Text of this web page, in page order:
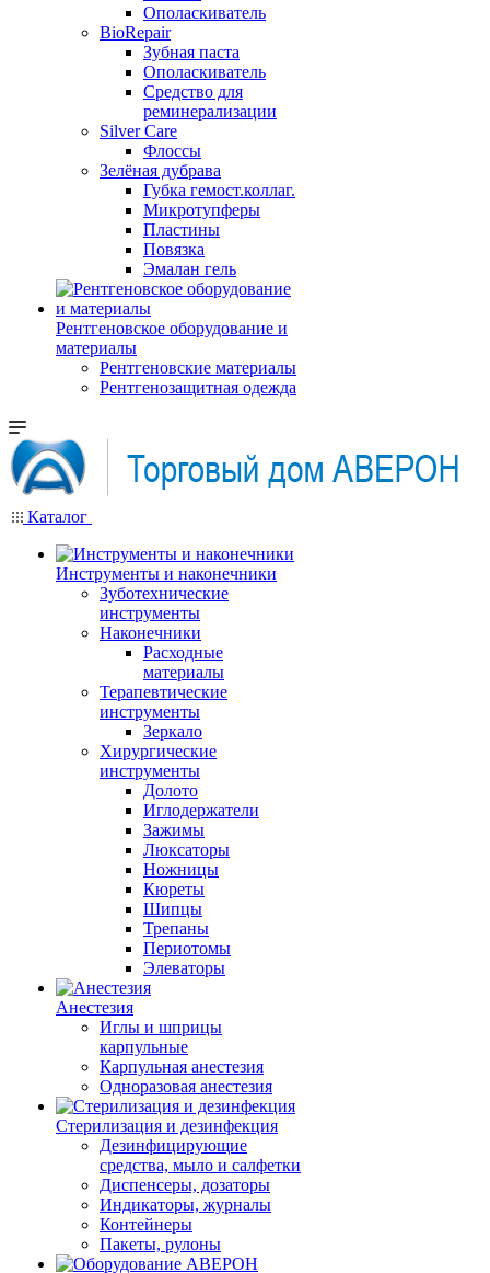
Ополаскиватель
BioRepair
Зубная паста
Ополаскиватель
Средство для
реминерализации
Silver Care
Флоссы
Зелёная дубрава
Губка гемост.коллаг.
Микротупферы
Пластины
Повязка
Эмалан гель
Рентгеновское оборудование и
материалы
Рентгеновские материалы
Рентгенозащитная одежда
Каталог
Инструменты и наконечники
Зуботехнические
инструменты
Наконечники
Расходные
материалы
Терапевтические
инструменты
Зеркало
Хирургические
инструменты
Долото
Иглодержатели
Зажимы
Люксаторы
Ножницы
Кюреты
Шипцы
Трепаны
Периотомы
Элеваторы
Анестезия
Иглы и шприцы
карпульные
Карпульная анестезия
Одноразовая анестезия
Стерилизация и дезинфекция
Дезинфицирующие
средства, мыло и салфетки
Диспенсеры, дозаторы
Индикаторы, журналы
Контейнеры
Пакеты, рулоны